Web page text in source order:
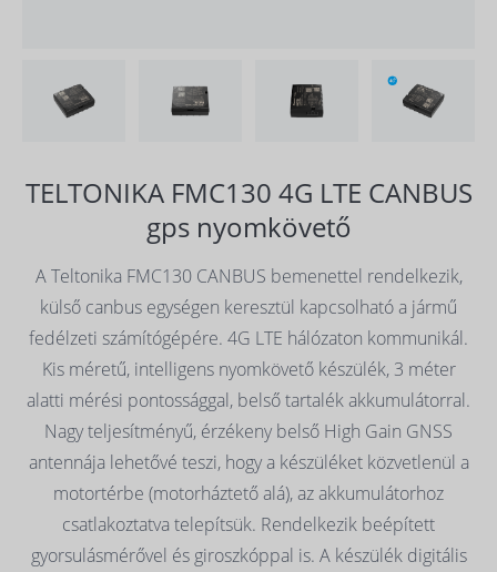
TELTONIKA FMC130 4G LTE CANBUS
gps nyomkövető
A Teltonika FMC130 CANBUS bemenettel rendelkezik,
külső canbus egységen keresztül kapcsolható a jármű
fedélzeti számítógépére. 4G LTE hálózaton kommunikál.
Kis méretű, intelligens nyomkövető készülék, 3 méter
alatti mérési pontossággal, belső tartalék akkumulátorral.
Nagy teljesítményű, érzékeny belső High Gain GNSS
antennája lehetővé teszi, hogy a készüléket közvetlenül a
motortérbe (motorháztető alá), az akkumulátorhoz
csatlakoztatva telepítsük. Rendelkezik beépített
gyorsulásmérővel és giroszkóppal is. A készülék digitális